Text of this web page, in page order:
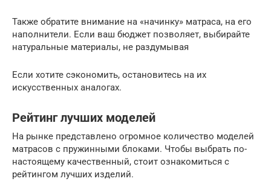
Также обратите внимание на «начинку» матраса, на его
наполнители. Если ваш бюджет позволяет, выбирайте
натуральные материалы, не раздумывая
Если хотите сэкономить, остановитесь на их
искусственных аналогах.
Рейтинг лучших моделей
На рынке представлено огромное количество моделей
матрасов с пружинными блоками. Чтобы выбрать по-
настоящему качественный, стоит ознакомиться с
рейтингом лучших изделий.